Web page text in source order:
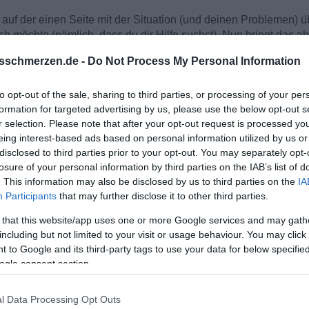
- Do Not Process My Personal Information
opt-out of the sale, sharing to third parties, or processing of your
for targeted advertising by us, please use the below opt-out
selection. Please note that after your opt-out request is processed
interest-based ads based on personal information utilized by us
to third parties prior to your opt-out. You may separately
of your personal information by third parties on the IAB’s list of
This information may also be disclosed by us to third parties on the
Participants that may further disclose it to other third parties.
that this website/app uses one or more Google services and may
but not limited to your visit or usage behaviour. You may
to Google and its third-party tags to use your data for below
consent section.
Data Processing Opt Outs
der einen Seite mit der Situation (und deinen Problemen)
möchte (nämlich, dass du dir Hilfe suchst). Nun bringt das
und nicht weil du der Überzeugung bist, dass du die Hilfe
du dich auch als unsicher etv. empfindest). Wenn du
hinhauen. Dafür müsstest du aber auch davon überzeugt
arbeiten (nur weil sie dich als unsicher empfindet, heißt es
oder dies ändern möchtest).
du, eine Therapie würde dir helfen, oder machst du das
und hoffst, sie so zurück zu gewinnen?